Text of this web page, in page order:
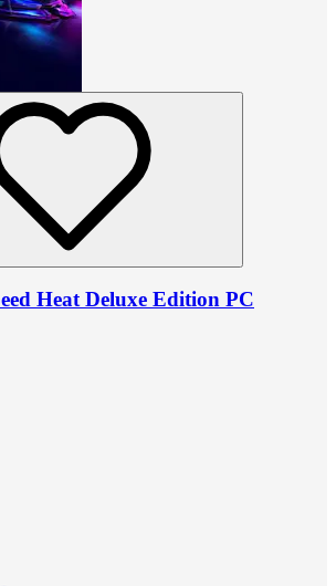
Heat Deluxe Edition PC